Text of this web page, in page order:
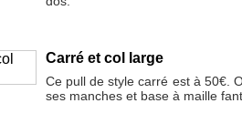
Carré et col large
Ce pull de style carré est à 50€.
ses manches et base à maille